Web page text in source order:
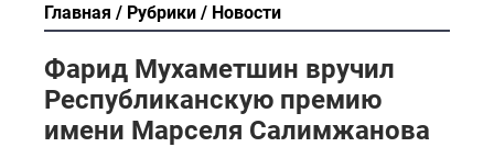
Главная Рубрики Новости
Фарид Мухаметшин вручил
Республиканскую премию
имени Марселя Салимжанова